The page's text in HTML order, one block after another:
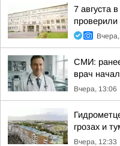
7 августа
проверили
СМИ:
врач
Вчера, 13:06
грозах и
Вчера, 12:33